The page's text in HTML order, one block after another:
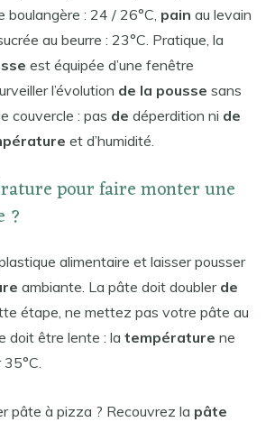
boulangère : 24 / 26°C, pain au levain
au beurre : 23°C. Pratique, la
est équipée d’une fenêtre
l’évolution de la pousse sans
couvercle : pas de déperdition ni de
et d’humidité.
pour faire monter une
?
alimentaire et laisser pousser
ambiante. La pâte doit doubler de
étape, ne mettez pas votre pâte au
doit être lente : la température ne
pâte à pizza ? Recouvrez la pâte